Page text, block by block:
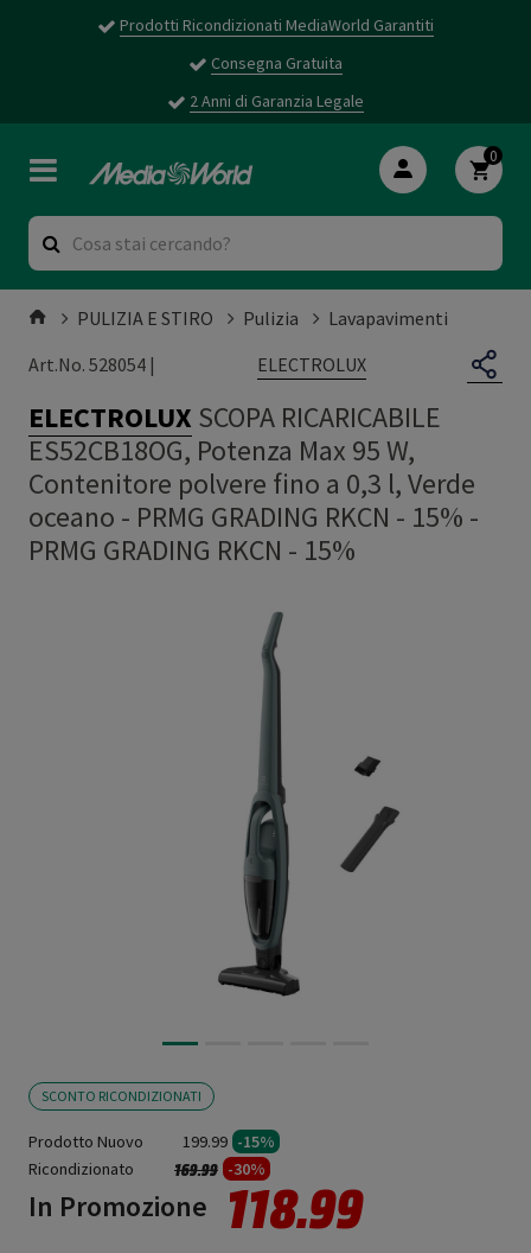
Prodotti Ricondizionati MediaWorld Garantiti
Consegna Gratuita
2 Anni di Garanzia Legale
0
PULIZIA E STIRO Pulizia
Lavapavimenti
Art.No. 528054 |
ELECTROLUX
ELECTROLUX SCOPA RICARICABILE
ES52CB18OG, Potenza Max 95 W,
Contenitore polvere fino a 0,3 l, Verde
oceano - PRMG GRADING RKCN - 15% -
PRMG GRADING RKCN - 15%
SCONTO RICONDIZIONATI
Prodotto Nuovo 199.99 -15%
Ricondizionato
Prezzo ridotto da
169.99a -30%
In Promozione 118.99